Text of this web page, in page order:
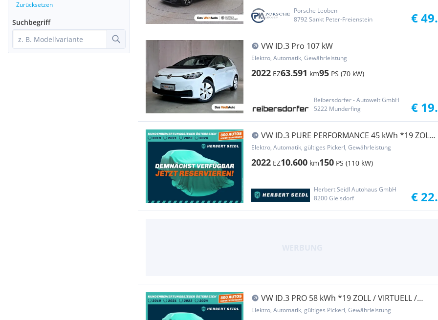
Porsche Leoben
8792 Sankt Peter-Freienstein
€
VW ID.3 Pro 107 kW
Elektro, Automatik, Gewährleistung
2022 EZ63.591 km95 PS (70 kW)
Reibersdorfer - Autowelt GmbH
5222 Munderfing
€
VW ID.3 PURE PERFORMANCE 45 kWh *19 ZOLL
/ AR HEAD...
Elektro, Automatik, gültiges Pickerl, Gewährleistung
2022 EZ10.600 km150 PS (110 kW)
Herbert Seidl Autohaus GmbH
8200 Gleisdorf
€
VW ID.3 PRO 58 kWh *19 ZOLL / VIRTUELL /
VOLL-LED ...
Elektro, Automatik, gültiges Pickerl, Gewährleistung
Zurücksetzen
Suchbegriff